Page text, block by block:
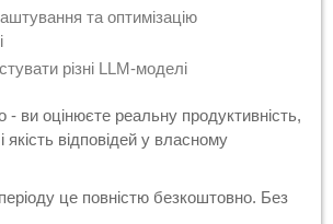
та оптимізацію
різні LLM-моделі
ви оцінюєте реальну продуктивність,
якість відповідей у власному
це повністю безкоштовно. Без